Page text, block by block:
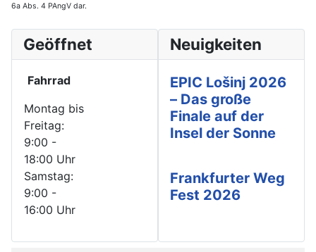
6a Abs. 4 PAngV dar.
Geöffnet
Fahrrad
Montag bis
Freitag:
9:00 -
18:00 Uhr
Samstag:
9:00 -
16:00 Uhr
Neuigkeiten
EPIC Lošinj 2026
– Das große
Finale auf der
Insel der Sonne
Frankfurter Weg
Fest 2026